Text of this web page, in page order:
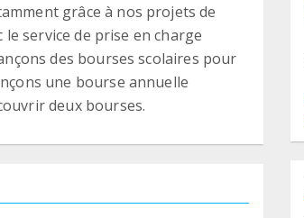
grâce à nos projets de
service de prise en charge
des bourses scolaires pour
une bourse annuelle
deux bourses.